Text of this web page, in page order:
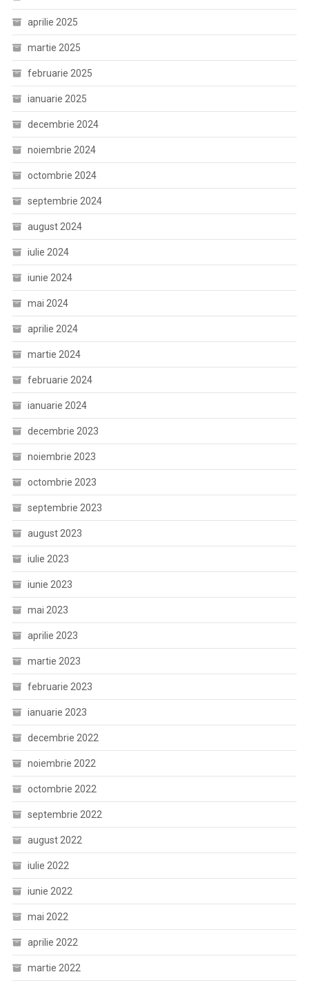
aprilie 2025
martie 2025
februarie 2025
ianuarie 2025
decembrie 2024
noiembrie 2024
octombrie 2024
septembrie 2024
august 2024
iulie 2024
iunie 2024
mai 2024
aprilie 2024
martie 2024
februarie 2024
ianuarie 2024
decembrie 2023
noiembrie 2023
octombrie 2023
septembrie 2023
august 2023
iulie 2023
iunie 2023
mai 2023
aprilie 2023
martie 2023
februarie 2023
ianuarie 2023
decembrie 2022
noiembrie 2022
octombrie 2022
septembrie 2022
august 2022
iulie 2022
iunie 2022
mai 2022
aprilie 2022
martie 2022